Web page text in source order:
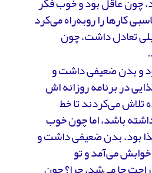
کارها را روبه‌راه می‌کرد
تعادل داشت، چون
و بدن ضعیفی داشت و
در برنامه روزانه اش
تلاش می‌کردند تا خط
باشد، اما چون خوب
بود، بدن ضعیفی داشت و
می‌آمد و تو